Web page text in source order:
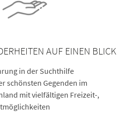
AUF EINEN BLICK
in der Suchthilfe
schönsten Gegenden im
mit vielfältigen Freizeit-,